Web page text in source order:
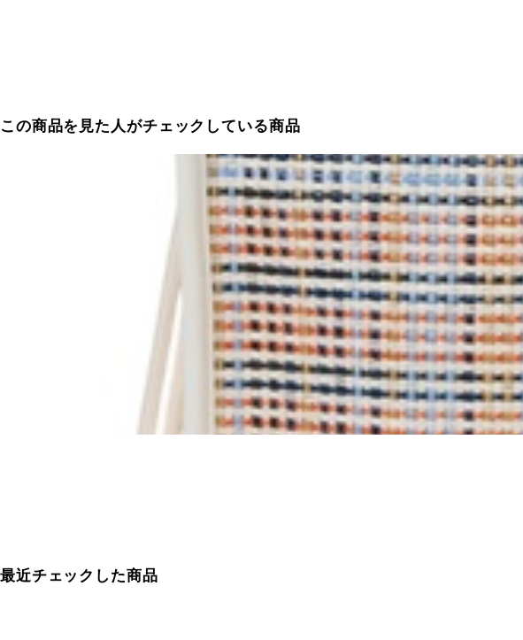
この商品を見た人がチェックしている商品
最近チェックした商品